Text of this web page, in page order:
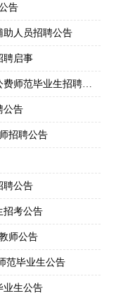
告
助人员招聘公告
聘启事
公告
招聘公告
聘公告
招考公告
师公告
范毕业生公告
业生公告